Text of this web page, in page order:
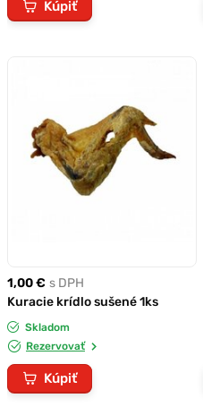
Kúpiť
1,00 € s DPH
Kuracie krídlo sušené 1ks
Skladom
Rezervovať
Kúpiť